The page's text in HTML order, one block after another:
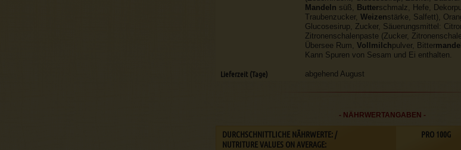
Mandeln süß, Butterschmalz, Hefe,
Traubenzucker, Weizenstärke, Salfett),
Glucosesirup, Zucker, Säuerungsmittel:
Zitronenschalenpaste (Zucker,
Übersee Rum, Vollmilchpulver, Bittermandel
Kann Spuren von Sesam und Ei enthalten.
Lieferzeit (Tage) abgehend August
- NÄHRWERTANGABEN -
DURCHSCHNITTLICHE NÄHRWERTE: /
NUTRITURE VALUES ON AVERAGE:
PRO 100G